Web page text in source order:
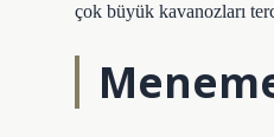
çok büyük kavanozları